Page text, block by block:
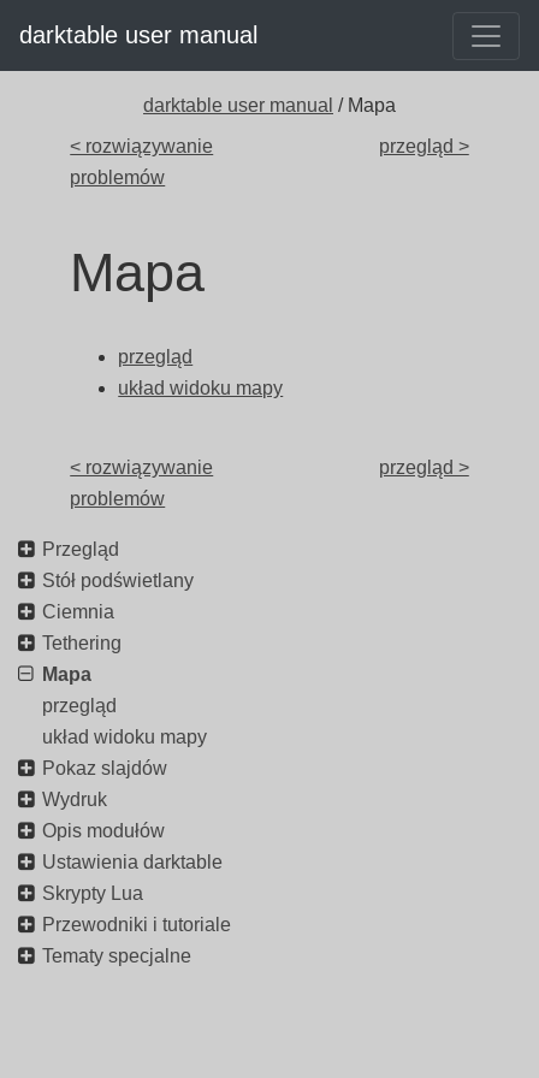
darktable user manual
darktable user manual / Mapa
< rozwiązywanie
problemów
przegląd >
Mapa
przegląd
układ widoku mapy
< rozwiązywanie
problemów
przegląd >
Przegląd
Stół podświetlany
Ciemnia
Tethering
Mapa
przegląd
układ widoku mapy
Pokaz slajdów
Wydruk
Opis modułów
Ustawienia darktable
Skrypty Lua
Przewodniki i tutoriale
Tematy specjalne